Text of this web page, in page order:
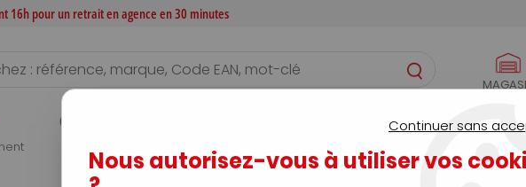
16h pour un retrait en agence en 30 minutes
CATALOGUES SERVICES
Continuer sans
Nous autorisez-vous à utiliser vos